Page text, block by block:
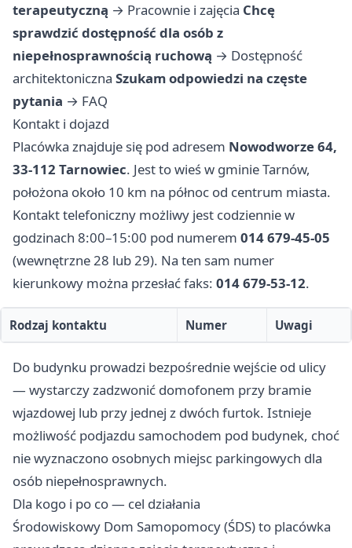
terapeutyczną → Pracownie i zajęcia Chcę
sprawdzić dostępność dla osób z
niepełnosprawnością ruchową → Dostępność
architektoniczna Szukam odpowiedzi na częste
pytania → FAQ
Kontakt i dojazd
Placówka znajduje się pod adresem Nowodworze 64,
33-112 Tarnowiec. Jest to wieś w gminie Tarnów,
położona około 10 km na północ od centrum miasta.
Kontakt telefoniczny możliwy jest codziennie w
godzinach 8:00–15:00 pod numerem 014 679-45-05
(wewnętrzne 28 lub 29). Na ten sam numer
kierunkowy można przesłać faks: 014 679-53-12.
Rodzaj kontaktu Numer Uwagi
Do budynku prowadzi bezpośrednie wejście od ulicy
— wystarczy zadzwonić domofonem przy bramie
wjazdowej lub przy jednej z dwóch furtok. Istnieje
możliwość podjazdu samochodem pod budynek, choć
nie wyznaczono osobnych miejsc parkingowych dla
osób niepełnosprawnych.
Dla kogo i po co — cel działania
Środowiskowy Dom Samopomocy (ŚDS) to placówka